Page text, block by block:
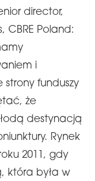
director,
CBRE Poland:
i
strony funduszy
że
destynacją
Rynek
2011, gdy
która była w